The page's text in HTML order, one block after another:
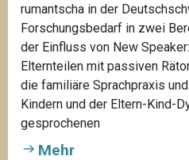
rumantscha in der
Forschungsbedarf in zwei
der Einfluss von New
Elternteilen mit passiven
die familiäre Sprachpraxis
Kindern und der Eltern-Kind-
gesprochenen
Mehr